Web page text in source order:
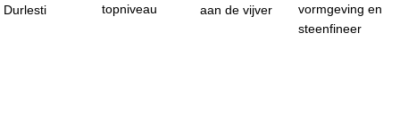
Durlesti
topniveau
aan de vijver
vormgeving en
steenfineer